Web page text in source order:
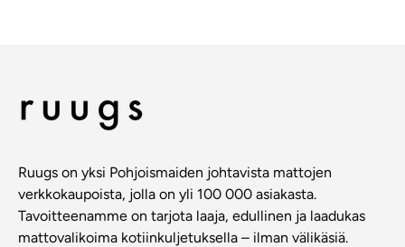
Ruugs on yksi Pohjoismaiden johtavista mattojen
verkkokaupoista, jolla on yli 100 000 asiakasta.
Tavoitteenamme on tarjota laaja, edullinen ja laadukas
mattovalikoima kotiinkuljetuksella – ilman välikäsiä.